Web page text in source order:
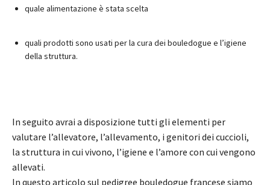
quale alimentazione è stata scelta
quali prodotti sono usati per la cura dei bouledogue e l’igiene
della struttura.
In seguito avrai a disposizione tutti gli elementi per
valutare l’allevatore, l’allevamento, i genitori dei cuccioli,
la struttura in cui vivono, l’igiene e l’amore con cui vengono
allevati.
In questo articolo sul pedigree bouledogue francese siamo